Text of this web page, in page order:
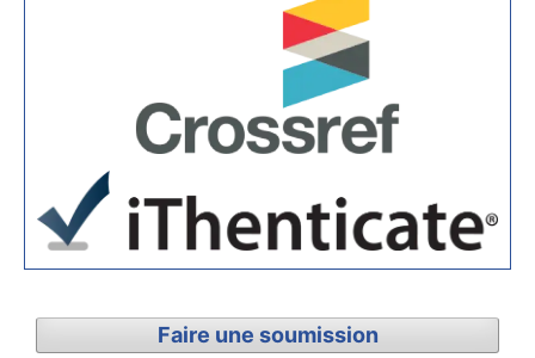
Faire une soumission